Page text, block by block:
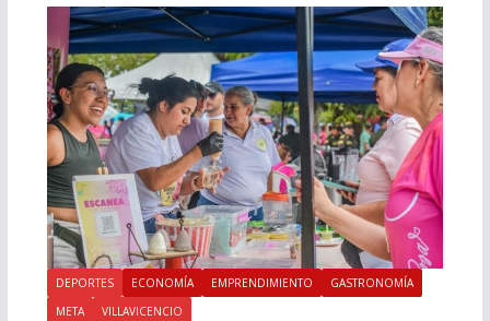
DEPORTES ECONOMÍA EMPRENDIMIENTO
GASTRONOMÍA
META
VILLAVICENCIO